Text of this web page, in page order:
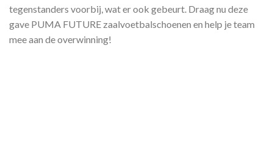
tegenstanders voorbij, wat er ook gebeurt. Draag nu deze
gave PUMA FUTURE zaalvoetbalschoenen en help je team
mee aan de overwinning!